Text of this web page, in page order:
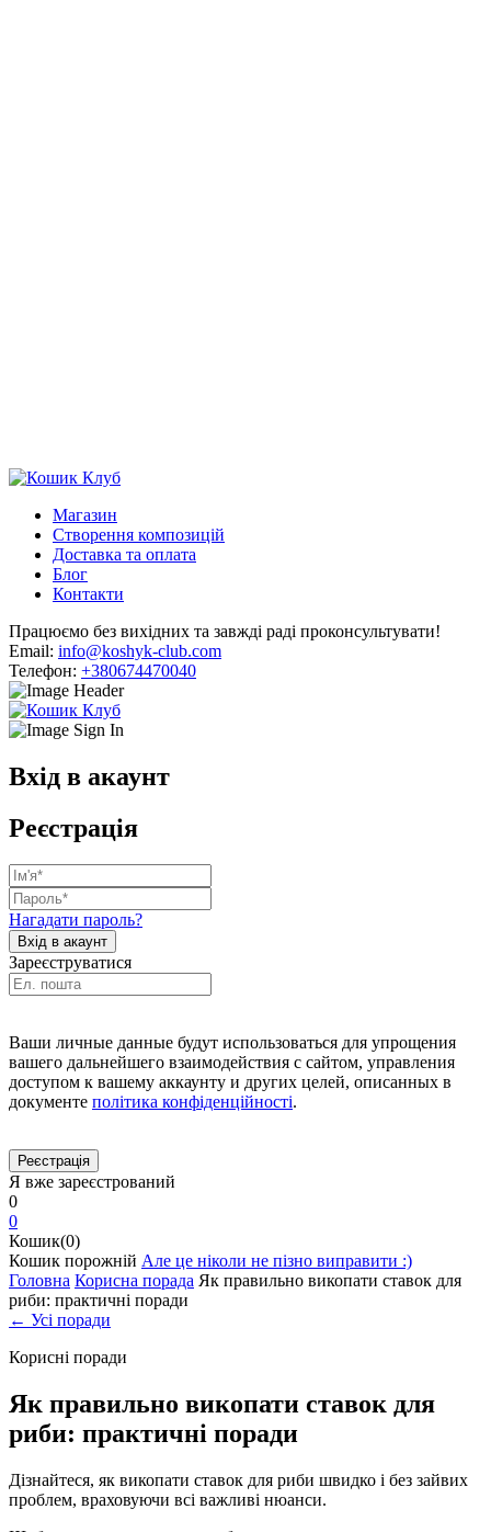
Магазин
Створення композицій
Доставка та оплата
Блог
Контакти
Працюємо без вихідних та завжді раді проконсультувати!
Email: info@koshyk-club.com
Телефон: +380674470040
Вхід в акаунт
Реєстрація
Нагадати пароль?
Зареєструватися
Ваши личные данные будут использоваться для упрощения
вашего дальнейшего взаимодействия с сайтом, управления
доступом к вашему аккаунту и других целей, описанных в
документе політика конфіденційності.
Я вже зареєстрований
0
0
Кошик(0)
Кошик порожній Але це ніколи не пізно виправити :)
Головна Корисна порада Як правильно викопати ставок для
риби: практичні поради
← Усі поради
Корисні поради
Як правильно викопати ставок для
риби: практичні поради
Дізнайтеся, як викопати ставок для риби швидко і без зайвих
проблем, враховуючи всі важливі нюанси.